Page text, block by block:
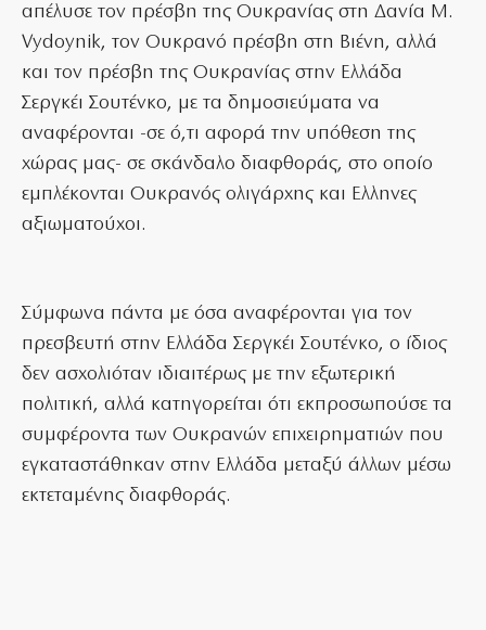
απέλυσε τον πρέσβη της Ουκρανίας στη Δανία M.
Vydoynik, τον Ουκρανό πρέσβη στη Βιένη, αλλά
και τον πρέσβη της Ουκρανίας στην Ελλάδα
Σεργκέι Σουτένκο, με τα δημοσιεύματα να
αναφέρονται -σε ό,τι αφορά την υπόθεση της
χώρας μας- σε σκάνδαλο διαφθοράς, στο οποίο
εμπλέκονται Ουκρανός ολιγάρχης και Ελληνες
αξιωματούχοι.
Σύμφωνα πάντα με όσα αναφέρονται για τον
πρεσβευτή στην Ελλάδα Σεργκέι Σουτένκο, ο ίδιος
δεν ασχολιόταν ιδιαιτέρως με την εξωτερική
πολιτική, αλλά κατηγορείται ότι εκπροσωπούσε τα
συμφέροντα των Ουκρανών επιχειρηματιών που
εγκαταστάθηκαν στην Ελλάδα μεταξύ άλλων μέσω
εκτεταμένης διαφθοράς.